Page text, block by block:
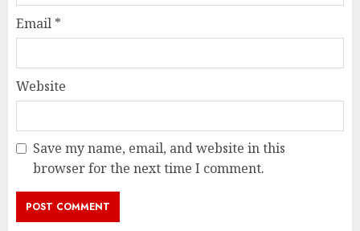
Email *
Website
Save my name, email, and website in this
browser for the next time I comment.